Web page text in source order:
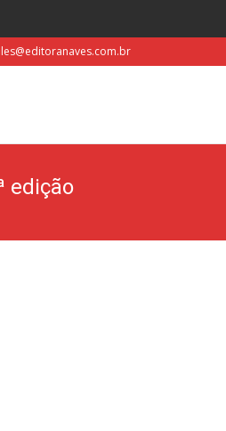
edição